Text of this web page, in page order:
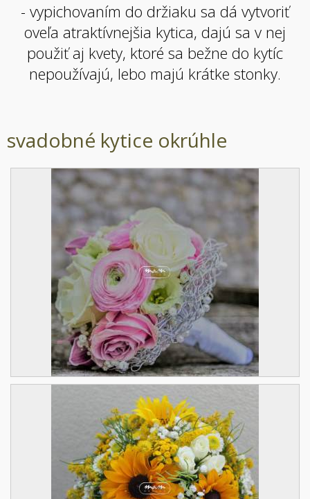
- vypichovaním do držiaku sa dá vytvoriť
oveľa atraktívnejšia kytica, dajú sa v nej
použiť aj kvety, ktoré sa bežne do kytíc
nepoužívajú, lebo majú krátke stonky.
svadobné kytice okrúhle